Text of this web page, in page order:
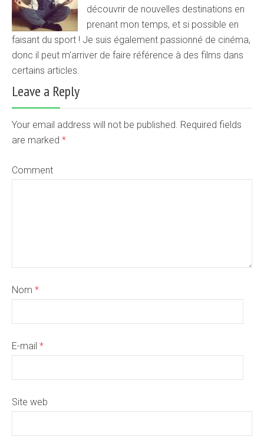
découvrir de nouvelles destinations en
prenant mon temps, et si possible en
faisant du sport ! Je suis également passionné de cinéma,
donc il peut m'arriver de faire référence à des films dans
certains articles.
Leave a Reply
Your email address will not be published. Required fields
are marked *
Comment
Nom *
E-mail *
Site web